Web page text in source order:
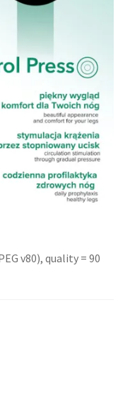
v80), quality = 90